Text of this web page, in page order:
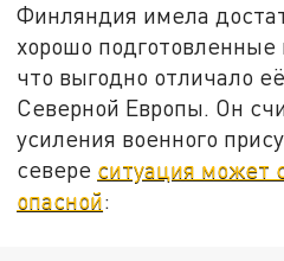
Финляндия имела
хорошо
что выгодно отличало
Северной Европы. Он
усиления военного
севере ситуация может
опасной: